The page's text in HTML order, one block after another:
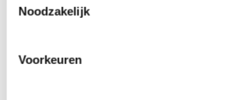
Noodzakelijk
Voorkeuren